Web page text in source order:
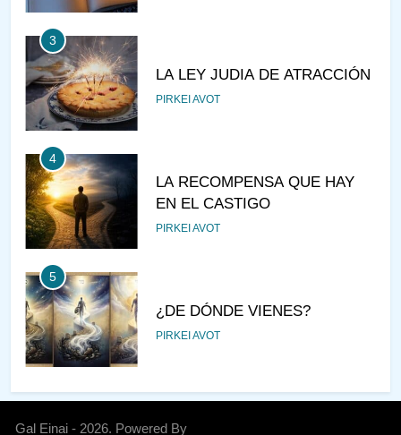
3
LA LEY JUDIA DE ATRACCIÓN
PIRKEI AVOT
4
LA RECOMPENSA QUE HAY
EN EL CASTIGO
PIRKEI AVOT
5
¿DE DÓNDE VIENES?
PIRKEI AVOT
6
AJAREI KEDOSHIM
Gal Einai - 2026. Powered By